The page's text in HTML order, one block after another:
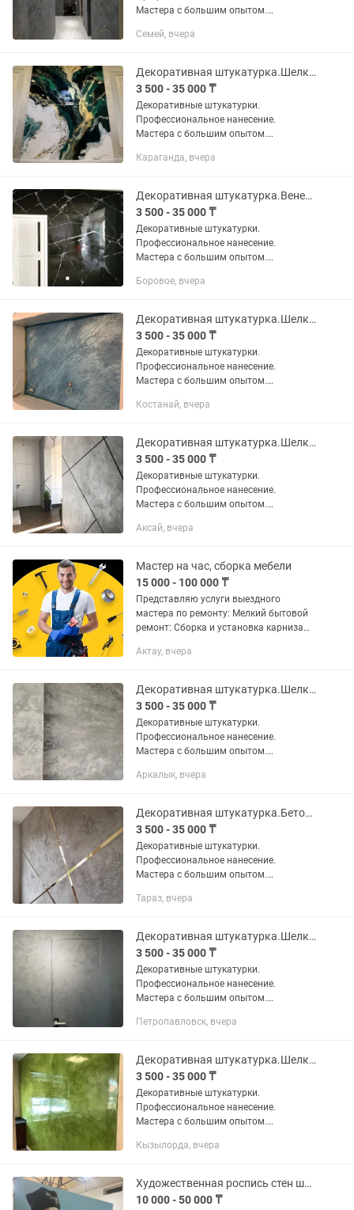
Мастера с большим опытом.
отделке стен и потолков: -венецианская
Семей, вчера
Декоративная штукатурка.Шелк.Бетон.Зара. Венецианка под мрамор.Травертин.
3 500 - 35 000 ₸
Декоративные штукатурки.
Профессиональное нанесение.
Мастера с большим опытом.
отделке стен и потолков: -венецианская
Караганда, вчера
Декоративная штукатурка.Венецианка под мрамор.Шелк.Бетон.Зара.Травертин.
3 500 - 35 000 ₸
Декоративные штукатурки.
Профессиональное нанесение.
Мастера с большим опытом.
отделке стен и потолков: -венецианская
Боровое, вчера
Декоративная штукатурка.Шелк.Бетон.Зара.Венецианка под мрамор.Травертин.
3 500 - 35 000 ₸
Декоративные штукатурки.
Профессиональное нанесение.
Мастера с большим опытом.
отделке стен и потолков: -венецианская
Костанай, вчера
Декоративная штукатурка.Шелк.Бетон.Травертин Венецианка под мрамор.
3 500 - 35 000 ₸
Декоративные штукатурки.
Профессиональное нанесение.
Мастера с большим опытом.
отделке стен и потолков: -венецианская
Аксай, вчера
Мастер на час, сборка мебели
15 000 - 100 000 ₸
Представляю услуги выездного
мастера по ремонту: Meлкий бытовoй
ремонт: Сбopкa и устaнoвка кaрнизa
каpнизoв и гардин Сбoркa и установкa
Актау, вчера
Декоративная штукатурка.Шелк.Травертин.Зара.Бетон.
3 500 - 35 000 ₸
Декоративные штукатурки.
Профессиональное нанесение.
Мастера с большим опытом.
отделке стен и потолков: -венецианская
Аркалык, вчера
Декоративная штукатурка.Бетон.Зара.Шелк.Травертин.
3 500 - 35 000 ₸
Декоративные штукатурки.
Профессиональное нанесение.
Мастера с большим опытом.
отделке стен и потолков: -венецианская
Тараз, вчера
Декоративная штукатурка.Шелк.Венецианка под мрамор.Бетон.Зара.
3 500 - 35 000 ₸
Декоративные штукатурки.
Профессиональное нанесение.
Мастера с большим опытом.
отделке стен и потолков: -венецианская
Петропавловск, вчера
Декоративная штукатурка.Шелк.Бетон.Зара.Травертин.Венецианка.
3 500 - 35 000 ₸
Декоративные штукатурки.
Профессиональное нанесение.
Мастера с большим опытом.
отделке стен и потолков: -венецианская
Кызылорда, вчера
Художественная роспись стен школ,садиков,ресторанов.Мурал.Художник.
10 000 - 50 000 ₸